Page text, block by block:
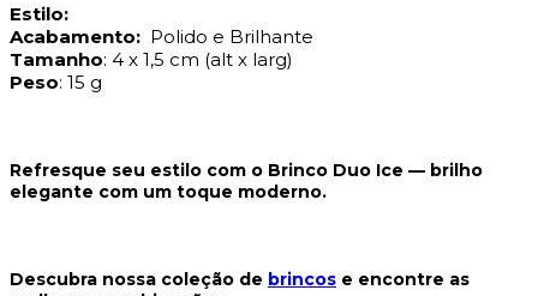
Estilo:
Acabamento: Polido e Brilhante
Tamanho: 4 x 1,5 cm (alt x larg)
Peso: 15 g
Refresque seu estilo com o Brinco Duo Ice — brilho
elegante com um toque moderno.
Descubra nossa coleção de brincos e encontre as